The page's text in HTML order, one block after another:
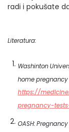
radi i pokušate
Literatura:
Washinton
home
https://
pregnancy-
OASH: